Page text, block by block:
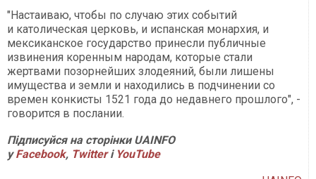
"Настаиваю, чтобы по случаю этих событий
и католическая церковь, и испанская монархия, и
мексиканское государство принесли публичные
извинения коренным народам, которые стали
жертвами позорнейших злодеяний, были лишены
имущества и земли и находились в подчинении со
времен конкисты 1521 года до недавнего прошлого", -
говорится в послании.
Підписуйся на сторінки UAINFO
уFacebook, Twitterі YouTube